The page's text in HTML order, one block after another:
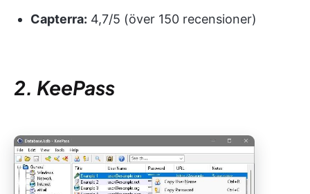
Capterra: 4,7/5 (över 150 recensioner)
2. KeePass